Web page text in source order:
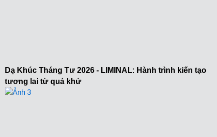
Dạ Khúc Tháng Tư 2026 - LIMINAL: Hành trình kiến tạo
tương lai từ quá khứ